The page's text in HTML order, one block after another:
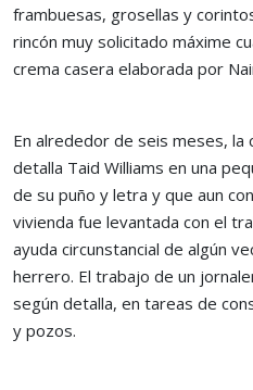
frambuesas, grosellas y
rincón muy solicitado máxime
crema casera elaborada por
En alrededor de seis meses, la
detalla Taid Williams en una
de su puño y letra y que aun
vivienda fue levantada con el
ayuda circunstancial de algún
herrero. El trabajo de un
según detalla, en tareas de
y pozos.